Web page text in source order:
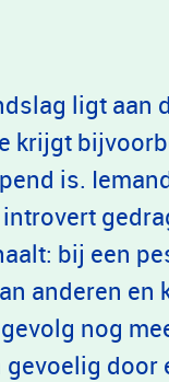
ligt aan
krijgt
is.
bij een
anderen en
nog
door